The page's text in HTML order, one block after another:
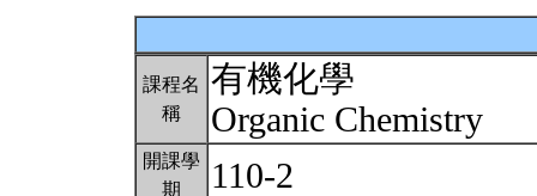
課程名
稱
有機化學
Organic Chemistry
開課學
期
110-2